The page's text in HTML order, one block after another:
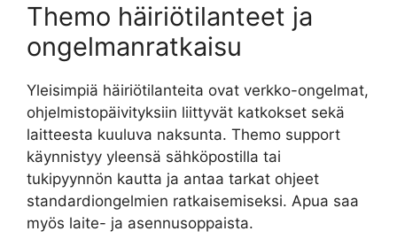
Themo häiriötilanteet ja
ongelmanratkaisu
Yleisimpiä häiriötilanteita ovat verkko-ongelmat,
ohjelmistopäivityksiin liittyvät katkokset sekä
laitteesta kuuluva naksunta. Themo support
käynnistyy yleensä sähköpostilla tai
tukipyynnön kautta ja antaa tarkat ohjeet
standardiongelmien ratkaisemiseksi. Apua saa
myös laite- ja asennusoppaista.